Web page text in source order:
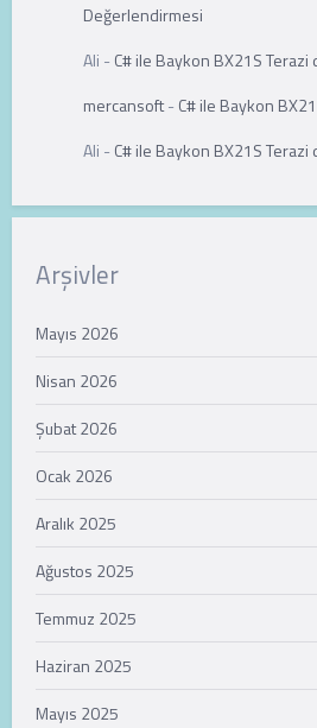
Değerlendirmesi
Ali - C# ile Baykon BX21S
mercansoft- C# ile Baykon
Ali - C# ile Baykon BX21S
Arşivler
Mayıs 2026
Nisan 2026
Şubat 2026
Ocak 2026
Aralık 2025
Ağustos 2025
Temmuz 2025
Haziran 2025
Mayıs 2025